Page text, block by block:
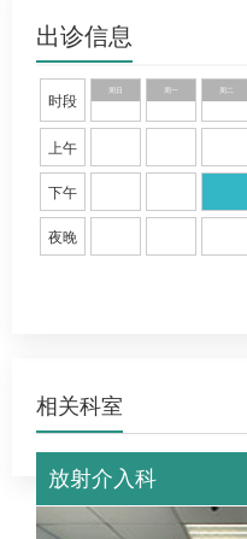
译多部专业性学术著作。
教学授课任务，住院医
获奖情况：曾获北美放
射学年会优秀论文奖以
与转化大赛优胜奖，多
专业擅长：
1.各期肿瘤诊断及介入
融治疗，如：肺结节、
2.门脉高压等静脉系统疾
血、脾亢、腹水等）的介
形等）血管腔内治疗。
4.子宫肌瘤、腺肌症、
出诊信息
时段
上午
下午
夜晚
周日 周一
相关科室
放射介入科